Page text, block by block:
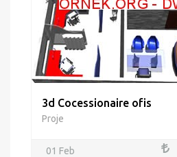
3d Cocessionaire ofis
Proje
01 Feb